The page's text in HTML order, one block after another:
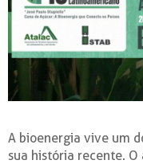
A bioenergia vive um
sua história recente.